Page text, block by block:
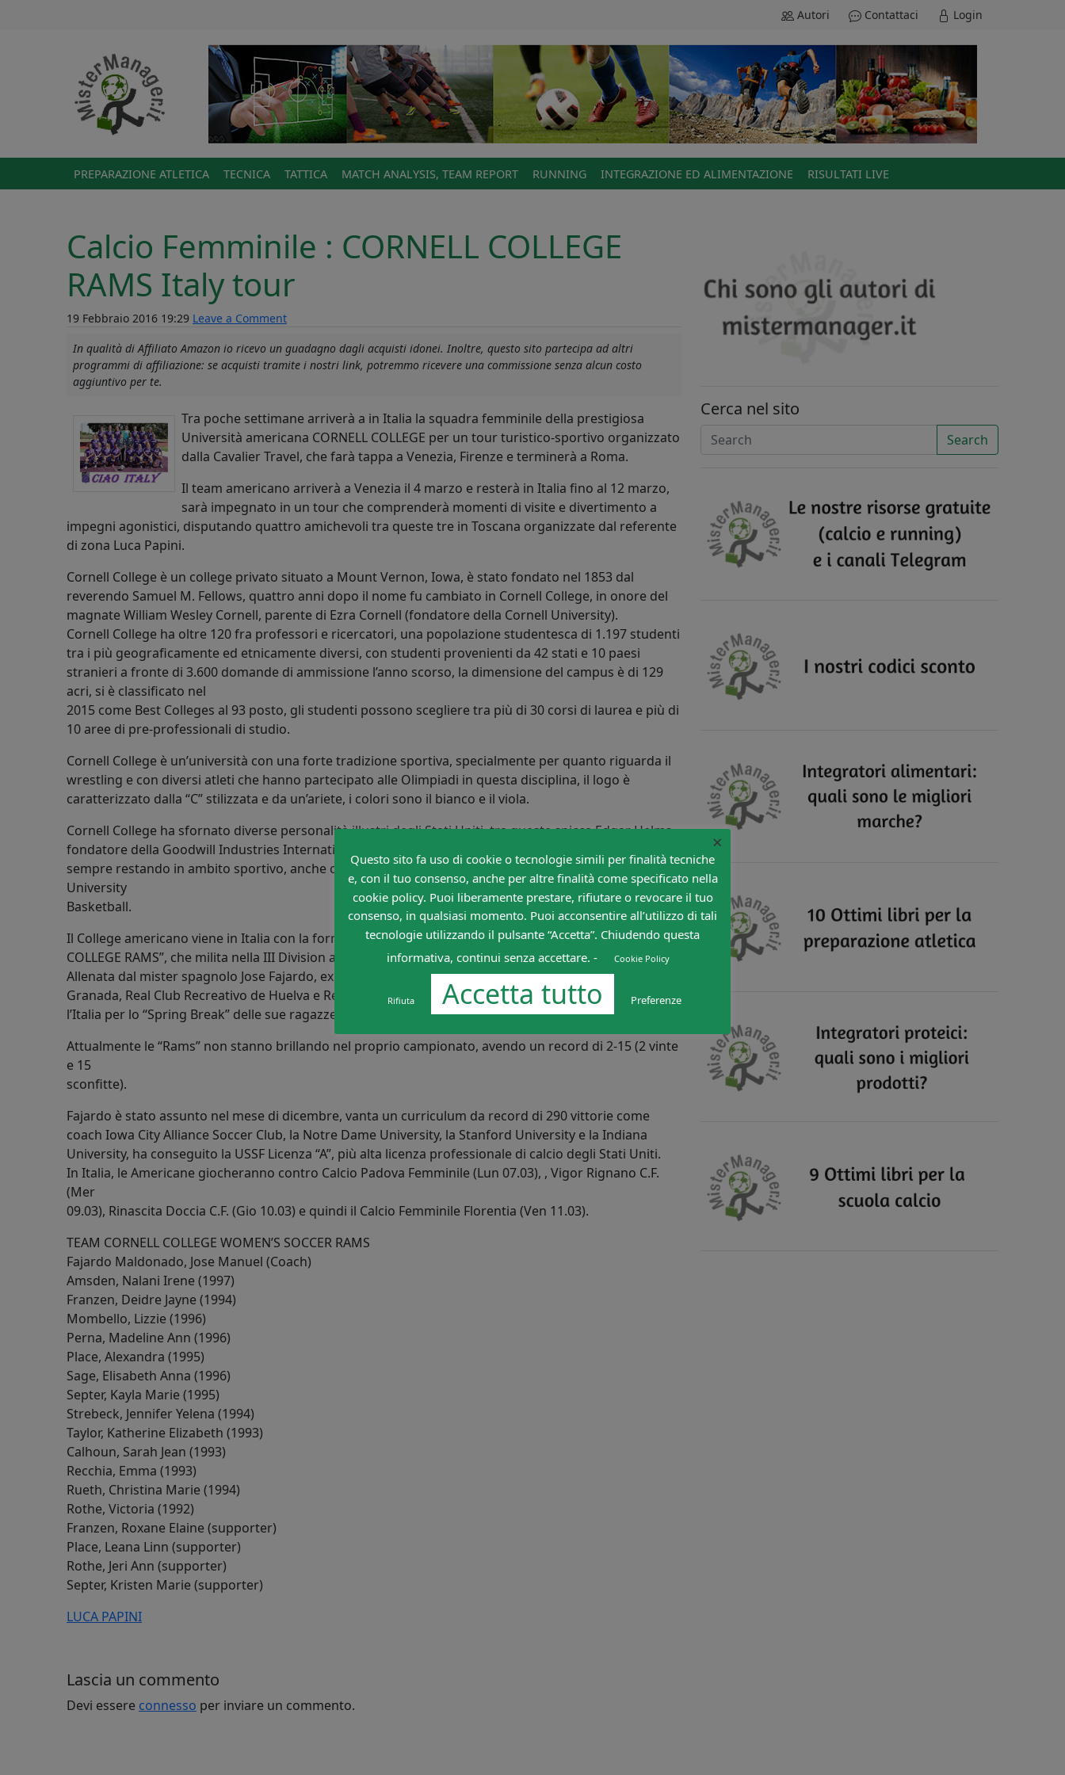
Autori Contattaci Login
PREPARAZIONE ATLETICA TECNICA TATTICA MATCH ANALYSIS, TEAM REPORT RUNNING INTEGRAZIONE ED ALIMENTAZIONE RISULTATI LIVE
Calcio Femminile : CORNELL COLLEGE
RAMS Italy tour
19 Febbraio 2016 19:29 Leave a Comment
In qualità di Affiliato Amazon io ricevo un guadagno dagli acquisti idonei. Inoltre, questo sito partecipa ad altri
programmi di affiliazione: se acquisti tramite i nostri link, potremmo ricevere una commissione senza alcun costo
aggiuntivo per te.
Tra poche settimane arriverà a in Italia la squadra femminile della prestigiosa
Università americana CORNELL COLLEGE per un tour turistico-sportivo organizzato
dalla Cavalier Travel, che farà tappa a Venezia, Firenze e terminerà a Roma.
Il team americano arriverà a Venezia il 4 marzo e resterà in Italia fino al 12 marzo,
sarà impegnato in un tour che comprenderà momenti di visite e divertimento a
impegni agonistici, disputando quattro amichevoli tra queste tre in Toscana organizzate dal referente
di zona Luca Papini.
Cornell College è un college privato situato a Mount Vernon, Iowa, è stato fondato nel 1853 dal
reverendo Samuel M. Fellows, quattro anni dopo il nome fu cambiato in Cornell College, in onore del
magnate William Wesley Cornell, parente di Ezra Cornell (fondatore della Cornell University).
Cornell College ha oltre 120 fra professori e ricercatori, una popolazione studentesca di 1.197 studenti
tra i più geograficamente ed etnicamente diversi, con studenti provenienti da 42 stati e 10 paesi
stranieri a fronte di 3.600 domande di ammissione l’anno scorso, la dimensione del campus è di 129
acri, si è classificato nel
2015 come Best Colleges al 93 posto, gli studenti possono scegliere tra più di 30 corsi di laurea e più di
10 aree di pre-professionali di studio.
Cornell College è un’università con una forte tradizione sportiva, specialmente per quanto riguarda il
wrestling e con diversi atleti che hanno partecipato alle Olimpiadi in questa disciplina, il logo è
caratterizzato dalla “C” stilizzata e da un’ariete, i colori sono il bianco e il viola.
Cornell College ha sfornato diverse personalità illustri degli Stati Uniti, tra queste spicca Edgar Helms,
fondatore della Goodwill Industries International Inc., diversi politici al fianco di Obama, astronauti e,
sempre restando in ambito sportivo, anche coach Lisa Stone, allenatrice della fortissima St Luis
University
Basketball.
Il College americano viene in Italia con la formazione di calcio femminile, denominata “CORNELL
COLLEGE RAMS”, che milita nella III Division americana della Midwest Conference Women’s Soccer.
Allenata dal mister spagnolo Jose Fajardo, ex giocatore professionista di altissimo livello con il
Granada, Real Club Recreativo de Huelva e Real Betis, il tecnico originario di Siviglia ha scelto dunque
l’Italia per lo “Spring Break” delle sue ragazze, per fare nuove esperienza in un ambiente diverso.
Attualmente le “Rams” non stanno brillando nel proprio campionato, avendo un record di 2-15 (2 vinte
e 15
sconfitte).
Fajardo è stato assunto nel mese di dicembre, vanta un curriculum da record di 290 vittorie come
coach Iowa City Alliance Soccer Club, la Notre Dame University, la Stanford University e la Indiana
University, ha conseguito la USSF Licenza “A”, più alta licenza professionale di calcio degli Stati Uniti.
In Italia, le Americane giocheranno contro Calcio Padova Femminile (Lun 07.03), , Vigor Rignano C.F.
(Mer
09.03), Rinascita Doccia C.F. (Gio 10.03) e quindi il Calcio Femminile Florentia (Ven 11.03).
TEAM CORNELL COLLEGE WOMEN’S SOCCER RAMS
Fajardo Maldonado, Jose Manuel (Coach)
Amsden, Nalani Irene (1997)
Franzen, Deidre Jayne (1994)
Mombello, Lizzie (1996)
Perna, Madeline Ann (1996)
Place, Alexandra (1995)
Sage, Elisabeth Anna (1996)
Septer, Kayla Marie (1995)
Strebeck, Jennifer Yelena (1994)
Taylor, Katherine Elizabeth (1993)
Calhoun, Sarah Jean (1993)
Recchia, Emma (1993)
Rueth, Christina Marie (1994)
Rothe, Victoria (1992)
Franzen, Roxane Elaine (supporter)
Place, Leana Linn (supporter)
Rothe, Jeri Ann (supporter)
Septer, Kristen Marie (supporter)
LUCA PAPINI
Lascia un commento
Devi essere connesso per inviare un commento.
Cerca nel sito
Search
×
Questo sito fa uso di cookie o tecnologie simili per finalità tecniche
e, con il tuo consenso, anche per altre finalità come specificato nella
cookie policy. Puoi liberamente prestare, rifiutare o revocare il tuo
consenso, in qualsiasi momento. Puoi acconsentire all’utilizzo di tali
tecnologie utilizzando il pulsante “Accetta”. Chiudendo questa
informativa, continui senza accettare. -
Cookie Policy
Rifiuta Accetta tutto Preferenze